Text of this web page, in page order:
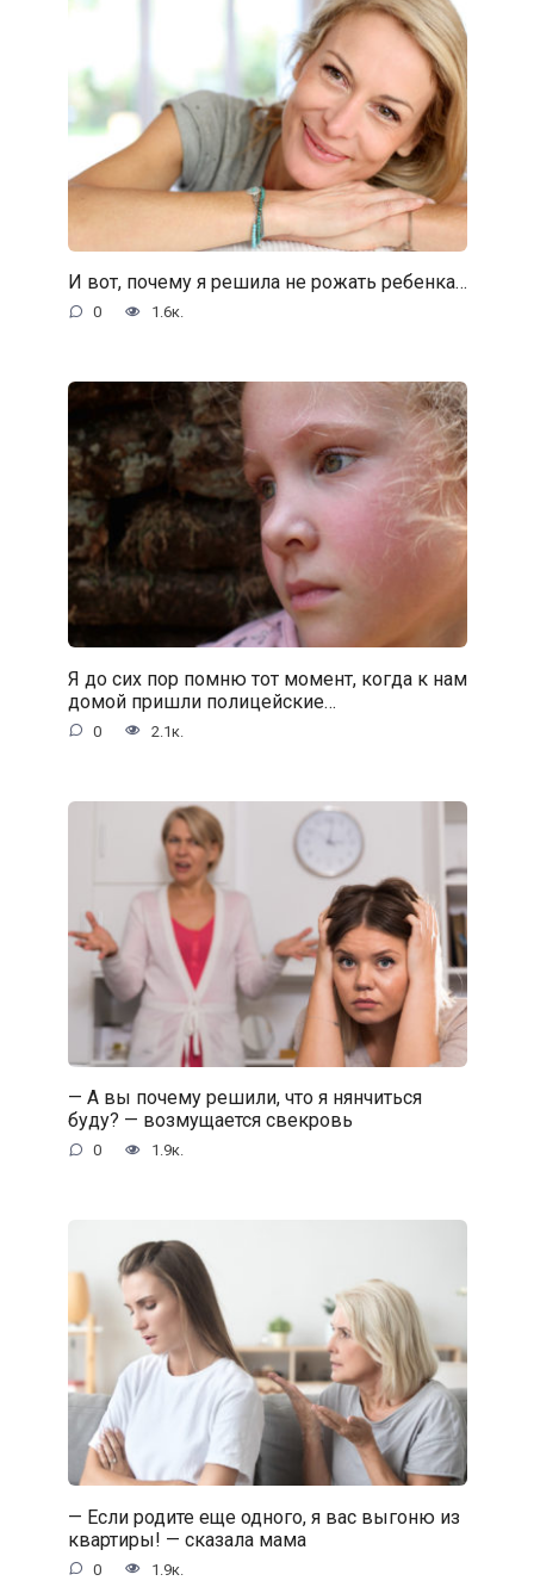
И вот, почему я решила не рожать ребенка…
0 1.6к.
Я до сих пор помню тот момент, когда к нам
домой пришли полицейские…
0 2.1к.
— А вы почему решили, что я нянчиться
буду? — возмущается свекровь
0 1.9к.
— Если родите еще одного, я вас выгоню из
квартиры! — сказала мама
0 1.9к.